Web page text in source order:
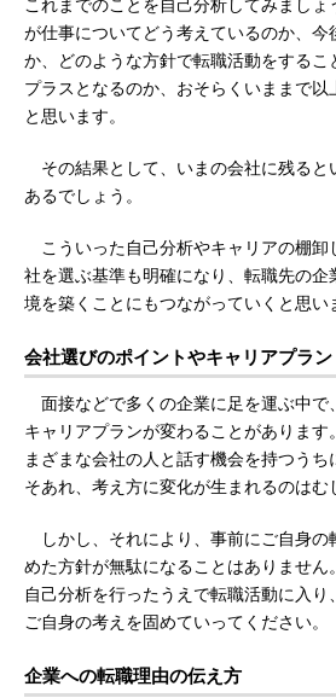
これまでのことを自己分析してみまし
が仕事についてどう考えているのか、今
か、どのような方針で転職活動をするこ
プラスとなるのか、おそらくいままで以
と思います。
その結果として、いまの会社に残ると
あるでしょう。
こういった自己分析やキャリアの棚卸
社を選ぶ基準も明確になり、転職先の
境を築くことにもつながっていくと思い
会社選びのポイントやキャリアプラン
面接などで多くの企業に足を運ぶ中で
キャリアプランが変わることがあります
まざまな会社の人と話す機会を持つうち
そあれ、考え方に変化が生まれるのはむ
しかし、それにより、事前にご自身の
めた方針が無駄になることはありません
自己分析を行ったうえで転職活動に入り
ご自身の考えを固めていってください。
企業への転職理由の伝え方